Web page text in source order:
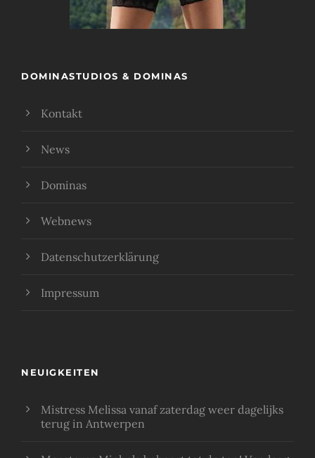
DOMINASTUDIOS & DOMINAS
Kontakt
News
Dominas
Webnews
Datenschutzerklärung
Impressum
NEUIGKEITEN
Mistress Melissa vanaf zaterdag weer dagelijks
terug in Antwerpen